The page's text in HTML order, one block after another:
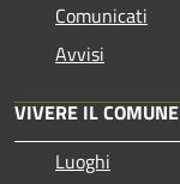
Comunicati
Avvisi
VIVERE IL COMUNE
Luoghi